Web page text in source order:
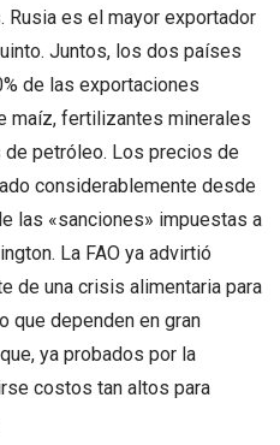
es el mayor exportador
Juntos, los dos países
de las exportaciones
maíz, fertilizantes minerales
de petróleo. Los precios de
considerablemente desde
las «sanciones» impuestas a
La FAO ya advirtió
de una crisis alimentaria para
que dependen en gran
ya probados por la
costos tan altos para